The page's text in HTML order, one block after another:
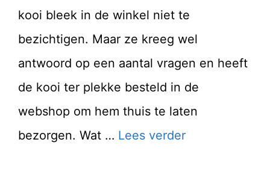
kooi bleek in de winkel niet te
bezichtigen. Maar ze kreeg wel
antwoord op een aantal vragen en heeft
de kooi ter plekke besteld in de
webshop om hem thuis te laten
bezorgen. Wat … Lees verder